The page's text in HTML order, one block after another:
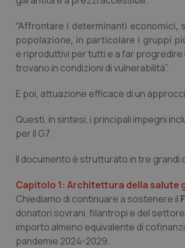
“Affrontare i determinanti economici,
popolazione, in particolare i gruppi
e riproduttivi per tutti e a far
trovano in condizioni di vulnerabilità”.
E poi, attuazione efficace di un
Questi, in sintesi, i principali impegni
per il G7.
Il documento è strutturato in tre grandi
Capitolo 1: Architettura della salute
Chiediamo di continuare a sostenere il
donatori sovrani, filantropi e del settore
importo almeno equivalente di
pandemie 2024-2029.